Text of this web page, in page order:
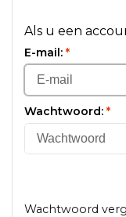
Als u een
E-mail: *
Wachtwoord: *
Wachtwoord